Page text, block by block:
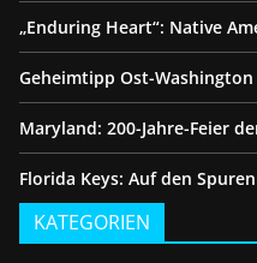
„Enduring Heart“: Native
Geheimtipp Ost-Washington
Maryland: 200-Jahre-Feier
Florida Keys: Auf den
KATEGORIEN